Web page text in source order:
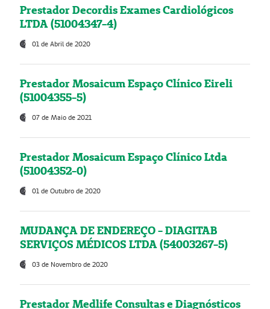
Prestador Decordis Exames Cardiológicos
LTDA (51004347-4)
01 de Abril de 2020
Prestador Mosaicum Espaço Clínico Eireli
(51004355-5)
07 de Maio de 2021
Prestador Mosaicum Espaço Clínico Ltda
(51004352-0)
01 de Outubro de 2020
MUDANÇA DE ENDEREÇO - DIAGITAB
SERVIÇOS MÉDICOS LTDA (54003267-5)
03 de Novembro de 2020
Prestador Medlife Consultas e Diagnósticos